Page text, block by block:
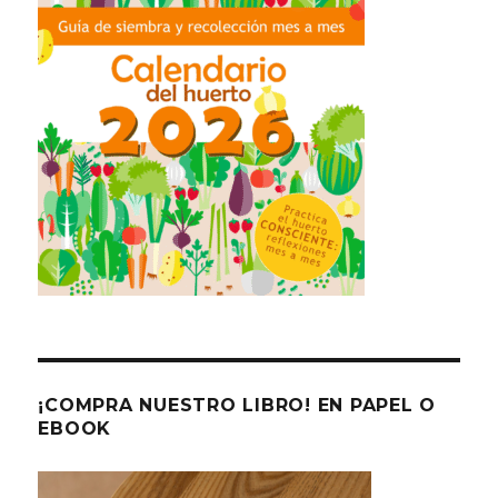
¡COMPRA NUESTRO LIBRO! EN PAPEL O
EBOOK